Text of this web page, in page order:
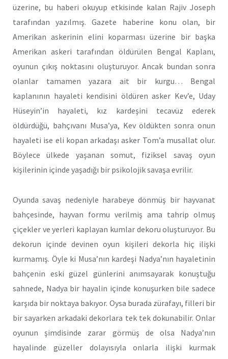
üzerine, bu haberi okuyup etkisinde kalan Rajiv Joseph
tarafından yazılmış. Gazete haberine konu olan, bir
Amerikan askerinin elini koparması üzerine bir başka
Amerikan askeri tarafından öldürülen Bengal Kaplanı,
oyunun çıkış noktasını oluşturuyor. Ancak bundan sonra
olanlar tamamen yazara ait bir kurgu… Bengal
kaplanının hayaleti kendisini öldüren asker Kev’e, Uday
Hüseyin’in hayaleti, kız kardeşini tecavüz ederek
öldürdüğü, bahçıvanı Musa’ya, Kev öldükten sonra onun
hayaleti ise eli kopan arkadaşı asker Tom’a musallat olur.
Böylece ülkede yaşanan somut, fiziksel savaş oyun
kişilerinin içinde yaşadığı bir psikolojik savaşa evrilir.
Oyunda savaş nedeniyle harabeye dönmüş bir hayvanat
bahçesinde, hayvan formu verilmiş ama tahrip olmuş
çiçekler ve yerleri kaplayan kumlar dekoru oluşturuyor. Bu
dekorun içinde devinen oyun kişileri dekorla hiç ilişki
kurmamış. Öyle ki Musa’nın kardeşi Nadya’nın hayaletinin
bahçenin eski güzel günlerini anımsayarak konuştuğu
sahnede, Nadya bir hayalin içinde konuşurken bile sadece
karşıda bir noktaya bakıyor. Oysa burada zürafayı, filleri bir
bir sayarken arkadaki dekorlara tek tek dokunabilir. Onlar
oyunun şimdisinde zarar görmüş de olsa Nadya’nın
hayalinde güzeller dolayısıyla onlarla ilişki kurmak